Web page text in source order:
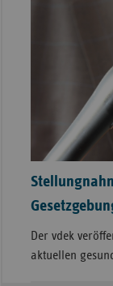
Der vdek
aktuellen